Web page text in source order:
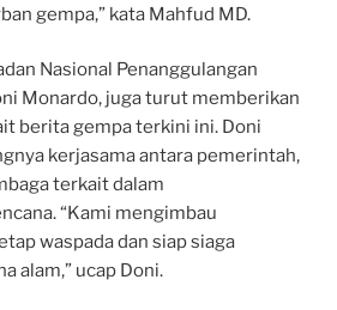
gempa,” kata Mahfud MD.
Nasional Penanggulangan
Monardo, juga turut memberikan
berita gempa terkini ini. Doni
kerjasama antara pemerintah,
terkait dalam
“Kami mengimbau
waspada dan siap siaga
alam,” ucap Doni.